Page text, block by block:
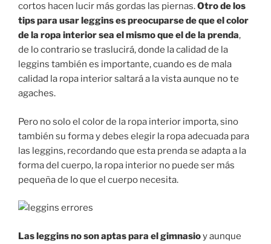
cortos hacen lucir más gordas las piernas.Otro de los
tips para usar leggins es preocuparse de que el color
de la ropa interior sea el mismo que el de la prenda,
de lo contrario se traslucirá, donde la calidad de la
leggins también es importante, cuando es de mala
calidad la ropa interior saltará a la vista aunque no te
agaches.
Pero no solo el color de la ropa interior importa, sino
también su forma y debes elegir la ropa adecuada para
las leggins, recordando que esta prenda se adapta a la
forma del cuerpo, la ropa interior no puede ser más
pequeña de lo que el cuerpo necesita.
Las leggins no son aptas para el gimnasioy aunque